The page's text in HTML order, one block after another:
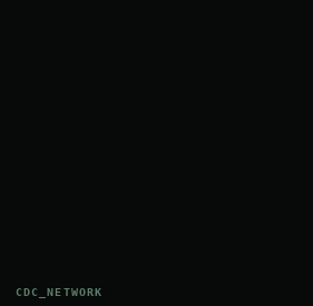
CDC_NETWORK